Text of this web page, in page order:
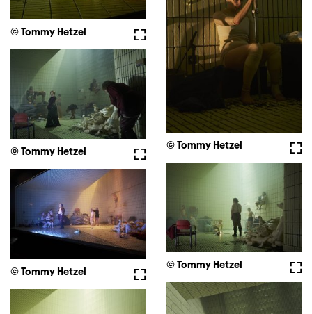
Vollbild
© Tommy Hetzel
© Tommy Hetzel
Vollbild
© Tommy Hetzel
© Tommy Hetzel
Vollbild
© Tommy Hetzel